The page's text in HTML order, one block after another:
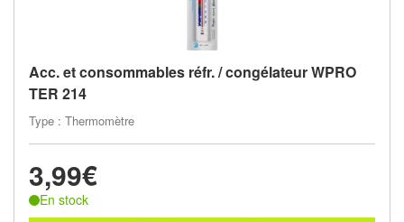
Acc. et consommables réfr. / congélateur WPRO
TER 214
Type : Thermomètre
3,99€
En stock